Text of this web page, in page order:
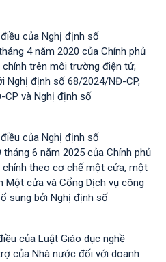
của Nghị định số
4 năm 2020 của Chính phủ
trên môi trường điện tử,
Nghị định số 68/2024/NĐ-CP,
và Nghị định số
của Nghị định số
6 năm 2025 của Chính phủ
theo cơ chế một cửa, một
Một cửa và Cổng Dịch vụ công
sung bởi Nghị định số
của Luật Giáo dục nghề
của Nhà nước đối với doanh